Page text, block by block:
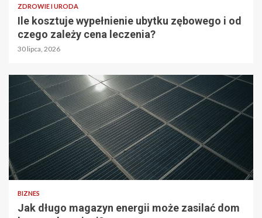
ZDROWIE I URODA
Ile kosztuje wypełnienie ubytku zębowego i od
czego zależy cena leczenia?
30 lipca, 2026
BIZNES
Jak długo magazyn energii może zasilać dom